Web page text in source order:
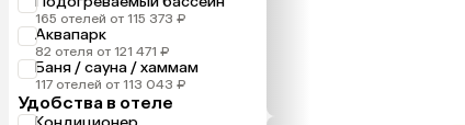
165 отелей от 115 373 ₽
Аквапарк
82 отеля от 121 471 ₽
Баня / сауна / хаммам
117 отелей от 113 043 ₽
Удобства в отеле